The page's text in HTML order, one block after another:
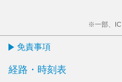
※一部、IC
免責事項
経路・時刻表